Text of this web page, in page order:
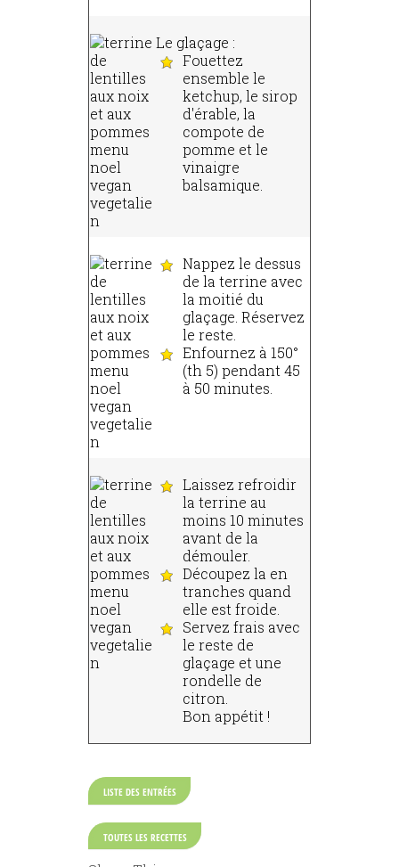
Le glaçage :
Fouettez
ensemble le
ketchup, le sirop
d'érable, la
compote de
pomme et le
vinaigre
balsamique.
Nappez le dessus
de la terrine avec
la moitié du
glaçage. Réservez
le reste.
Enfournez à 150°
(th 5) pendant 45
à 50 minutes.
Laissez refroidir
la terrine au
moins 10 minutes
avant de la
démouler.
Découpez la en
tranches quand
elle est froide.
Servez frais avec
le reste de
glaçage et une
rondelle de
citron.
Bon appétit !
LISTE DES ENTRÉES
TOUTES LES RECETTES